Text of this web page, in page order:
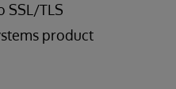
SSL/TLS
product